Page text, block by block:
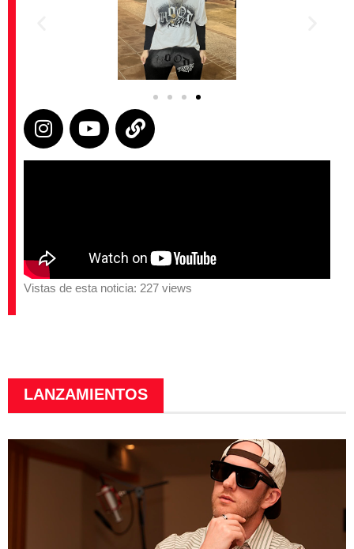
Vistas de esta noticia: 227 views
LANZAMIENTOS